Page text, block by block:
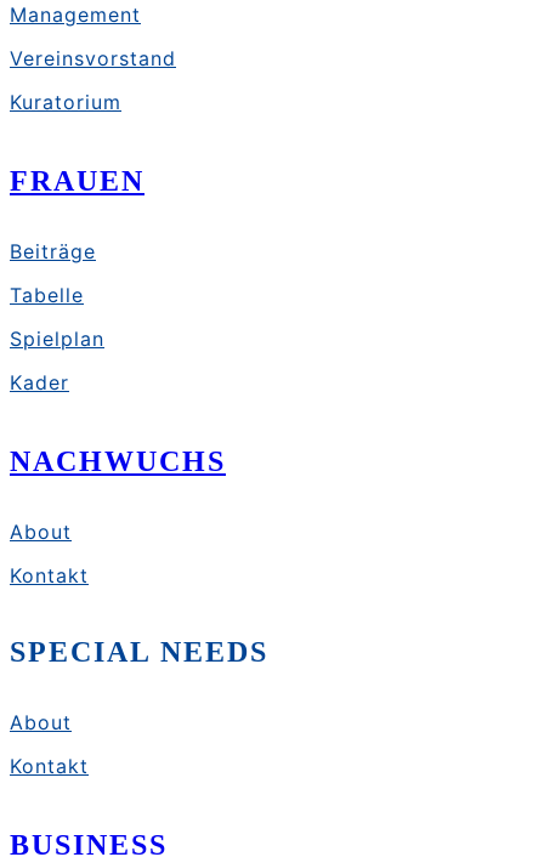
Management
Vereinsvorstand
Kuratorium
FRAUEN
Beiträge
Tabelle
Spielplan
Kader
NACHWUCHS
About
Kontakt
SPECIAL NEEDS
About
Kontakt
BUSINESS